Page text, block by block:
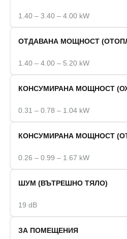
1.40 – 3.40 – 4.00 kW
ОТДАВАНА МОЩНОСТ
1.40 – 4.00 – 5.20 kW
КОНСУМИРАНА МОЩНОСТ
0.31 – 0.78 – 1.04 kW
КОНСУМИРАНА МОЩНОСТ
0.26 – 0.99 – 1.67 kW
ШУМ (ВЪТРЕШНО ТЯЛО)
19 dB
ЗА ПОМЕЩЕНИЯ